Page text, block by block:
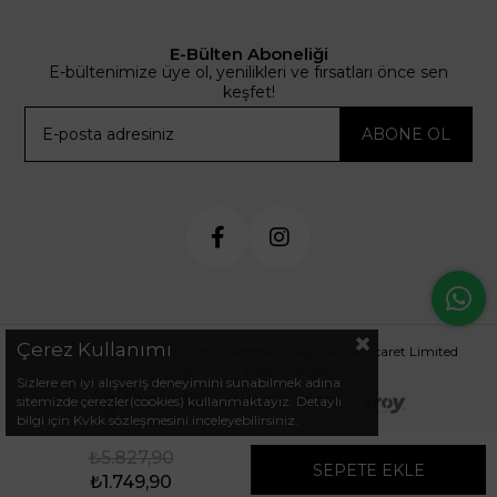
₺5.827,90
₺1.749,90
E-Bülten Aboneliği
E-bültenimize üye ol, yenilikleri ve fırsatları önce sen
keşfet!
ABONE OL
© 2024 .arminetrend.com.tr. Sembol Mağazacılık Ticaret Limited
Çerez Kullanımı
Sizlere en iyi alışveriş deneyimini sunabilmek adına
sitemizde çerezler(cookies) kullanmaktayız. Detaylı
bilgi için Kvkk sözleşmesini inceleyebilirsiniz.
Anasayfa Favorilerim Üye Girişi